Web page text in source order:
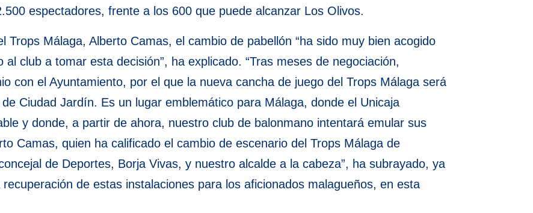
espectadores, frente a los 600 que puede alcanzar Los Olivos.
Trops Málaga, Alberto Camas, el cambio de pabellón “ha sido muy bien acogido
club a tomar esta decisión”, ha explicado. “Tras meses de negociación,
con el Ayuntamiento, por el que la nueva cancha de juego del Trops Málaga será
Ciudad Jardín. Es un lugar emblemático para Málaga, donde el Unicaja
y donde, a partir de ahora, nuestro club de balonmano intentará emular sus
Camas, quien ha calificado el cambio de escenario del Trops Málaga de
de Deportes, Borja Vivas, y nuestro alcalde a la cabeza”, ha subrayado, ya
de estas instalaciones para los aficionados malagueños, en esta